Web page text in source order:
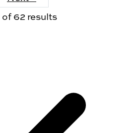
of 62 results